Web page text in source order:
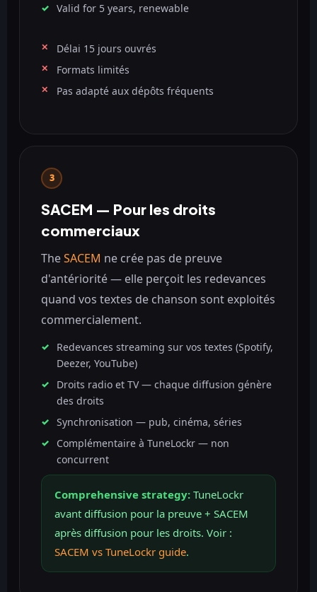
Valid for 5 years, renewable
Délai 15 jours ouvrés
Formats limités
Pas adapté aux dépôts fréquents
3
SACEM — Pour les droits
commerciaux
TheSACEM ne crée pas de preuve
d'antériorité — elle perçoit les redevances
quand vos textes de chanson sont exploités
commercialement.
Redevances streaming sur vos textes (Spotify,
Deezer, YouTube)
Droits radio et TV — chaque diffusion génère
des droits
Synchronisation — pub, cinéma, séries
Complémentaire à TuneLockr — non
concurrent
Comprehensive strategy: TuneLockr
avant diffusion pour la preuve + SACEM
après diffusion pour les droits. Voir :
SACEM vs TuneLockr guide.